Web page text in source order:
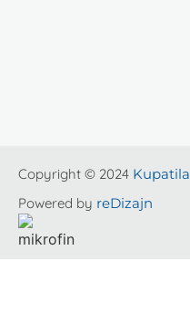
Copyright © 2024 Kupatila
Powered by reDizajn